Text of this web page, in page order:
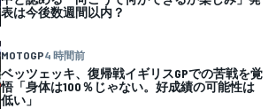
表は今後数週間以内？
MOTOGP4 時間前
ベッツェッキ、復帰戦イギリスGPでの苦戦を覚
悟「身体は100％じゃない。好成績の可能性は
低い」